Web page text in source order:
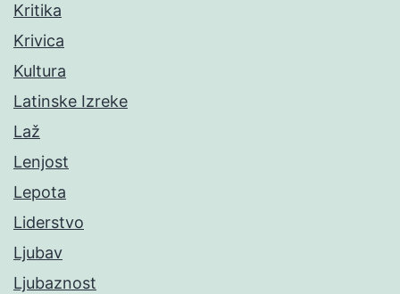
Kritika
Krivica
Kultura
Latinske Izreke
Laž
Lenjost
Lepota
Liderstvo
Ljubav
Ljubaznost